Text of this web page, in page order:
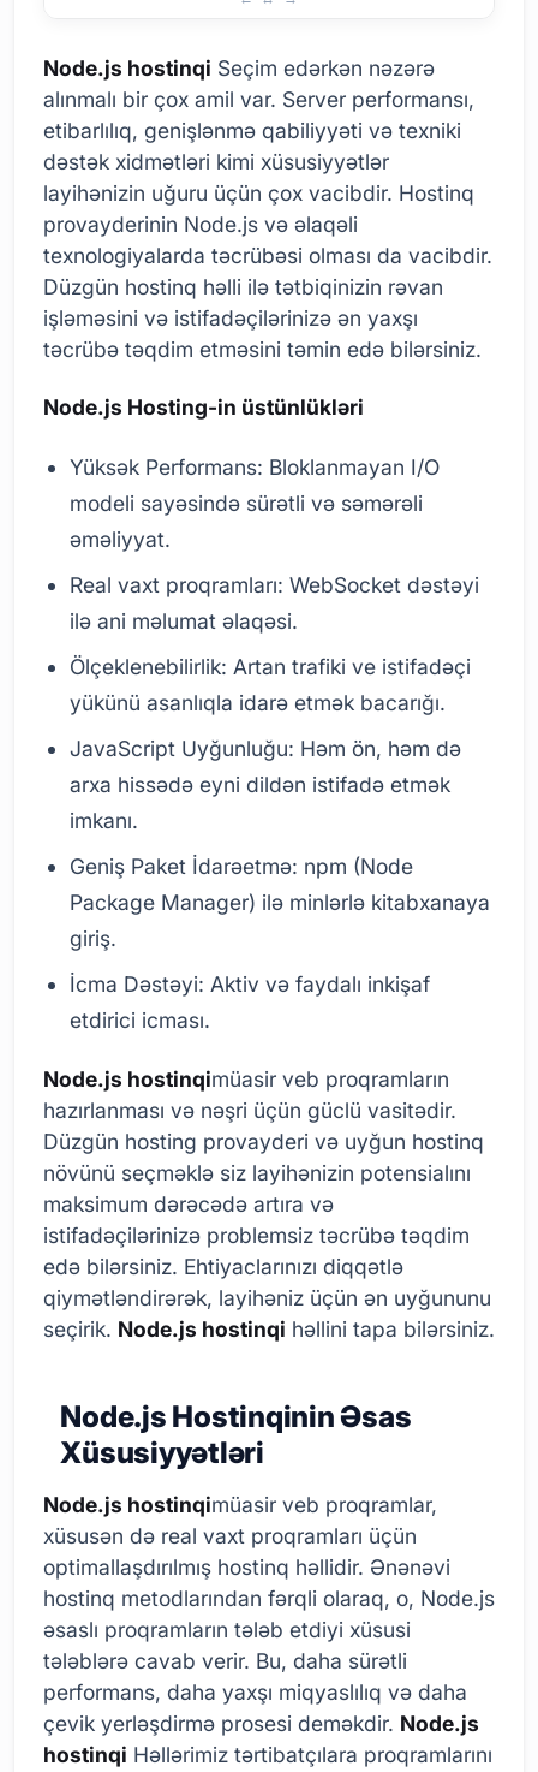
Node.js hostinqi Seçim edərkən nəzərə
alınmalı bir çox amil var. Server performansı,
etibarlılıq, genişlənmə qabiliyyəti və texniki
dəstək xidmətləri kimi xüsusiyyətlər
layihənizin uğuru üçün çox vacibdir. Hostinq
provayderinin Node.js və əlaqəli
texnologiyalarda təcrübəsi olması da vacibdir.
Düzgün hostinq həlli ilə tətbiqinizin rəvan
işləməsini və istifadəçilərinizə ən yaxşı
təcrübə təqdim etməsini təmin edə bilərsiniz.
Node.js Hosting-in üstünlükləri
Yüksək Performans: Bloklanmayan I/O
modeli sayəsində sürətli və səmərəli
əməliyyat.
Real vaxt proqramları: WebSocket dəstəyi
ilə ani məlumat əlaqəsi.
Ölçeklenebilirlik: Artan trafiki ve istifadəçi
yükünü asanlıqla idarə etmək bacarığı.
JavaScript Uyğunluğu: Həm ön, həm də
arxa hissədə eyni dildən istifadə etmək
imkanı.
Geniş Paket İdarəetmə: npm (Node
Package Manager) ilə minlərlə kitabxanaya
giriş.
İcma Dəstəyi: Aktiv və faydalı inkişaf
etdirici icması.
Node.js hostinqimüasir veb proqramların
hazırlanması və nəşri üçün güclü vasitədir.
Düzgün hosting provayderi və uyğun hostinq
növünü seçməklə siz layihənizin potensialını
maksimum dərəcədə artıra və
istifadəçilərinizə problemsiz təcrübə təqdim
edə bilərsiniz. Ehtiyaclarınızı diqqətlə
qiymətləndirərək, layihəniz üçün ən uyğununu
seçirik. Node.js hostinqi həllini tapa bilərsiniz.
Node.js Hostinqinin Əsas
Xüsusiyyətləri
Node.js hostinqimüasir veb proqramlar,
xüsusən də real vaxt proqramları üçün
optimallaşdırılmış hostinq həllidir. Ənənəvi
hostinq metodlarından fərqli olaraq, o, Node.js
əsaslı proqramların tələb etdiyi xüsusi
tələblərə cavab verir. Bu, daha sürətli
performans, daha yaxşı miqyaslılıq və daha
çevik yerləşdirmə prosesi deməkdir. Node.js
hostinqi Həllərimiz tərtibatçılara proqramlarını